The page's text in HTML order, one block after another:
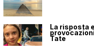
La risposta
Tate